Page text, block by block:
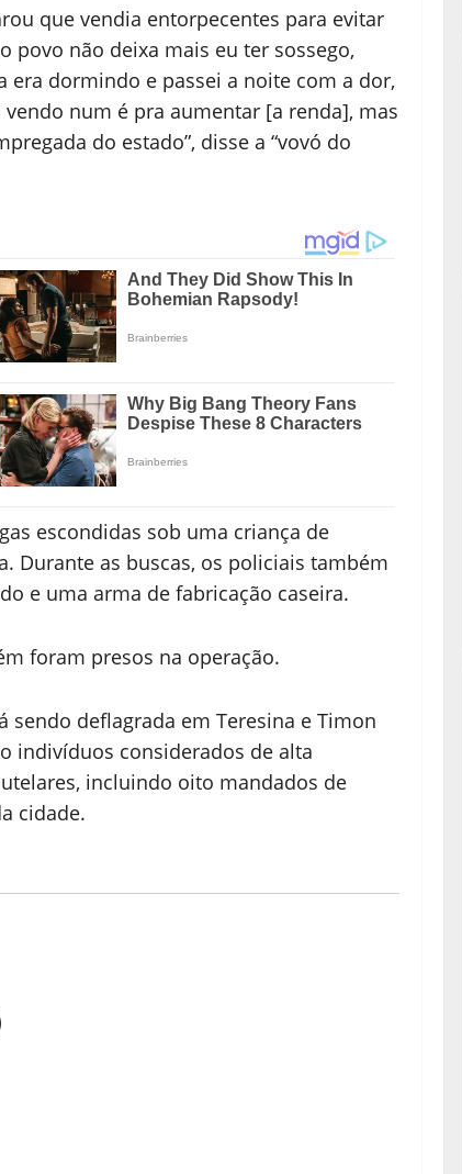
que vendia entorpecentes para evitar
povo não deixa mais eu ter sossego,
dormindo e passei a noite com a dor,
num é pra aumentar [a renda], mas
do estado”, disse a “vovó do
escondidas sob uma criança de
Durante as buscas, os policiais também
e uma arma de fabricação caseira.
foram presos na operação.
sendo deflagrada em Teresina e Timon
indivíduos considerados de alta
incluindo oito mandados de
cidade.